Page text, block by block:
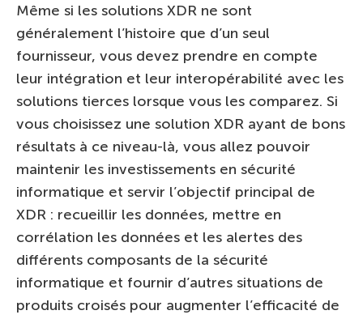
Même si les solutions XDR ne sont
généralement l’histoire que d’un seul
fournisseur, vous devez prendre en compte
leur intégration et leur interopérabilité avec les
solutions tierces lorsque vous les comparez. Si
vous choisissez une solution XDR ayant de bons
résultats à ce niveau-là, vous allez pouvoir
maintenir les investissements en sécurité
informatique et servir l’objectif principal de
XDR : recueillir les données, mettre en
corrélation les données et les alertes des
différents composants de la sécurité
informatique et fournir d’autres situations de
produits croisés pour augmenter l’efficacité de